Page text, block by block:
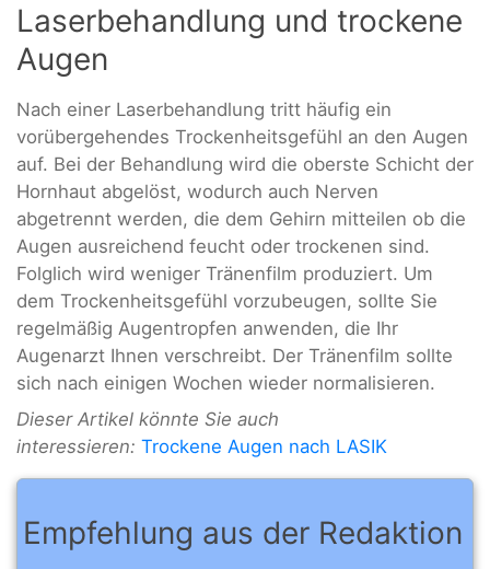
Laserbehandlung und trockene
Augen
Nach einer Laserbehandlung tritt häufig ein
vorübergehendes Trockenheitsgefühl an den Augen
auf. Bei der Behandlung wird die oberste Schicht der
Hornhaut abgelöst, wodurch auch Nerven
abgetrennt werden, die dem Gehirn mitteilen ob die
Augen ausreichend feucht oder trockenen sind.
Folglich wird weniger Tränenfilm produziert. Um
dem Trockenheitsgefühl vorzubeugen, sollte Sie
regelmäßig Augentropfen anwenden, die Ihr
Augenarzt Ihnen verschreibt. Der Tränenfilm sollte
sich nach einigen Wochen wieder normalisieren.
Dieser Artikel könnte Sie auch
interessieren: Trockene Augen nach LASIK
Empfehlung aus der Redaktion